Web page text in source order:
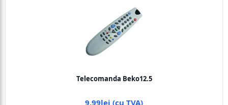
Telecomanda Beko12.5
9,99lei (cu TVA)